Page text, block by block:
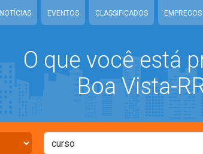
NOTÍCIAS EVENTOS CLASSIFICADOS EMPREGOS
O que você está
Boa Vista-